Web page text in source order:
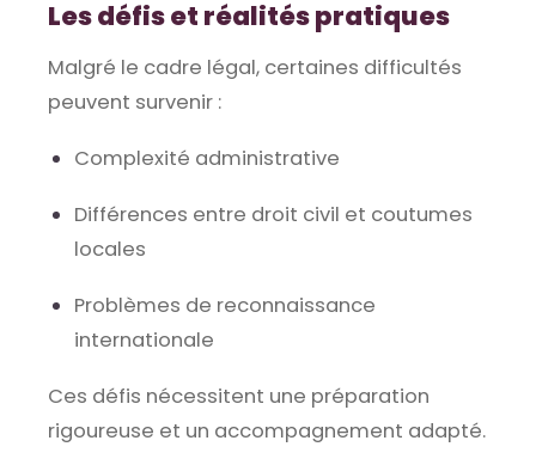
Les défis et réalités pratiques
Malgré le cadre légal, certaines difficultés
peuvent survenir :
Complexité administrative
Différences entre droit civil et coutumes
locales
Problèmes de reconnaissance
internationale
Ces défis nécessitent une préparation
rigoureuse et un accompagnement adapté.